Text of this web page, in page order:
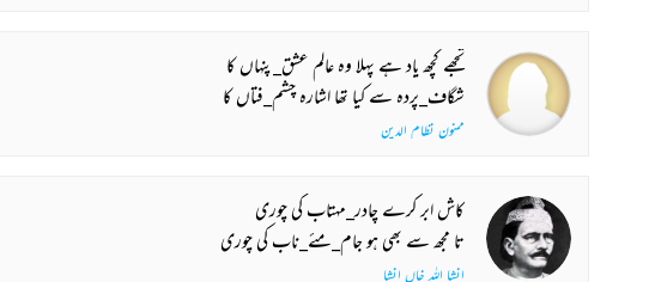
تجھے کچھ یاد ہے پہلا وہ عالم عشق_پنہاں کا
شگاف_پردہ سے کیا تھا اشارہ چشم_فتاں کا
ممنون نظام الدین
کاش ابر کرے چادر_مہتاب کی چوری
تا مجھ سے بھی ہو جام_مئے_ناب کی چوری
انشا اللہ خاں انشا